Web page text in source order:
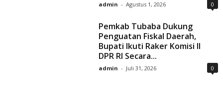
admin - Agustus 1, 2026 0
Pemkab Tubaba Dukung
Penguatan Fiskal Daerah,
Bupati Ikuti Raker Komisi II
DPR RI Secara...
admin - Juli 31, 2026 0